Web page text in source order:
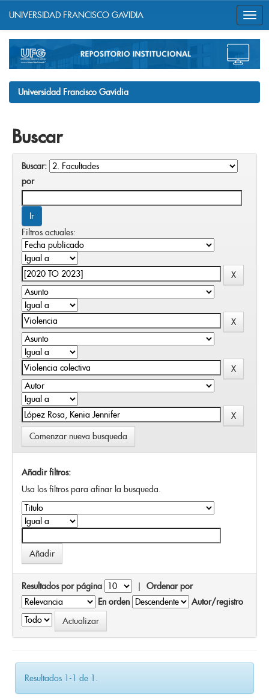
navigation
UNIVERSIDAD FRANCISCO GAVIDIA
Universidad Francisco Gavidia
Buscar
Buscar:
por
Filtros actuales:
Comenzar nueva busqueda
Añadir filtros:
Usa los filtros para afinar la busqueda.
Resultados por página | Ordenar por
En orden
Autor/registro
Resultados 1-1 de 1.